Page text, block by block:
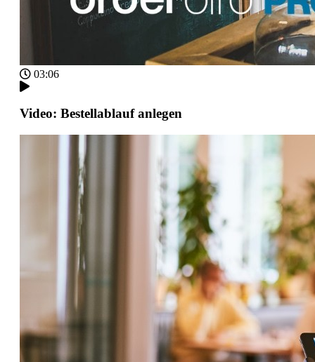
03:06
Video: Bestellablauf anlegen